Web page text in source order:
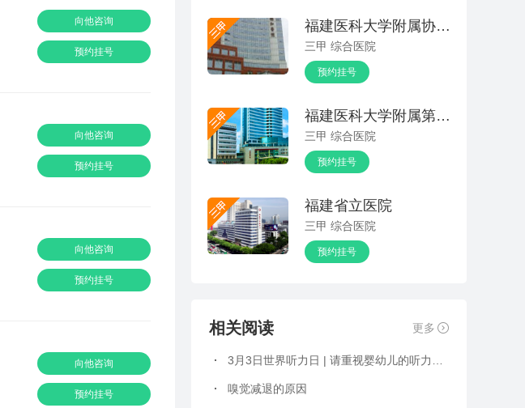
向他咨询
预约挂号
向他咨询
预约挂号
向他咨询
预约挂号
向他咨询
预约挂号
福建医科大学附属协和医院
三甲 综合医院
预约挂号
福建医科大学附属第一医院
三甲 综合医院
预约挂号
福建省立医院
三甲 综合医院
预约挂号
相关阅读 更多
· 3月3日世界听力日 | 请重视婴幼儿的听力保健及语言发育
· 嗅觉减退的原因